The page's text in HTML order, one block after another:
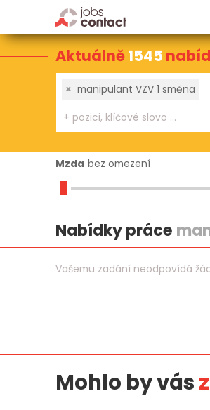
Aktuálně1545
× manipulant VZV 1 směna
Mzda bez omezení
Nabídky práce
Vašemu zadání neodpovídá
Mohlo by vás